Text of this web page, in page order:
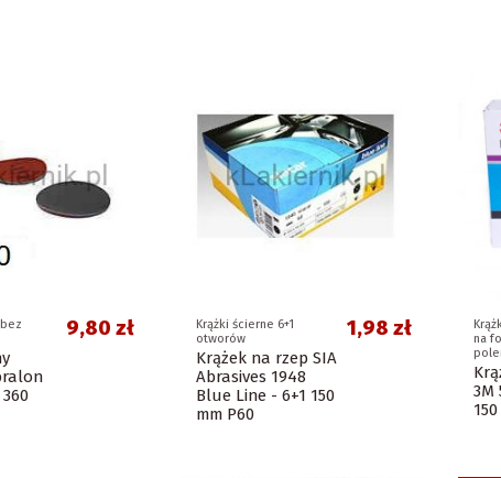
9,80 zł
Krążki ścierne 6+1
otworów
Krążek na rzep SIA
Abrasives 1948
Blue Line - 6+1 150
mm P60
1,98 zł
na
3M